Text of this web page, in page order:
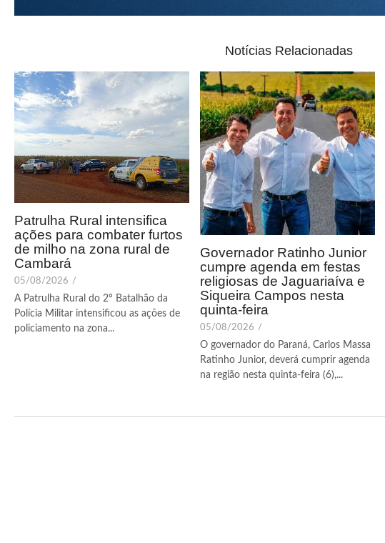
Notícias Relacionadas
Patrulha Rural intensifica
ações para combater furtos
de milho na zona rural de
Cambará
05/08/2026 /
A Patrulha Rural do 2º Batalhão da
Polícia Militar intensificou as ações de
policiamento na zona...
Governador Ratinho Junior
cumpre agenda em festas
religiosas de Jaguariaíva e
Siqueira Campos nesta
quinta-feira
05/08/2026 /
O governador do Paraná, Carlos Massa
Ratinho Junior, deverá cumprir agenda
na região nesta quinta-feira (6),...